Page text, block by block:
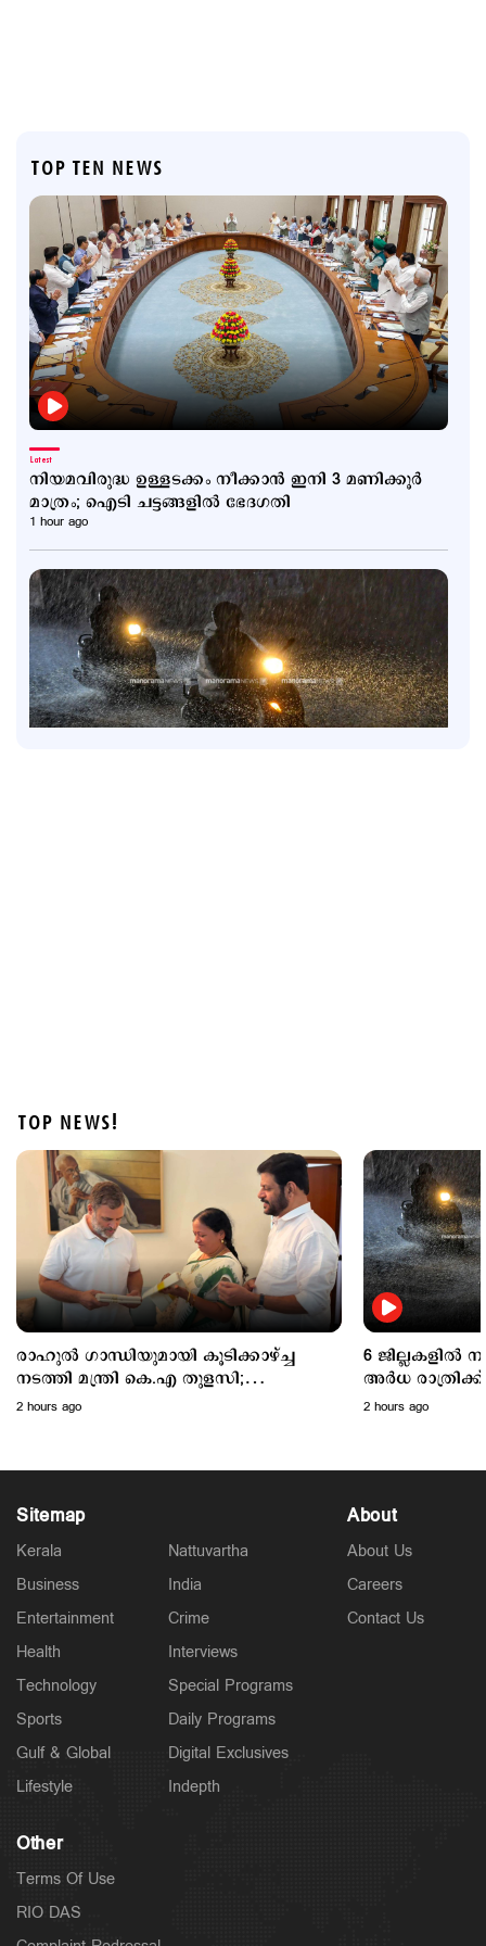
TOP TEN NEWS
Latest
നിയമവിരുദ്ധ ഉള്ളടക്കം നീക്കാൻ ഇനി 3 മണിക്കൂർ
മാത്രം; ഐടി ചട്ടങ്ങളിൽ ഭേദഗതി
1 hour ago
Politics
പ്രധാനമന്ത്രിയുടെ വിദേശയാത്രകൾക്ക് 2021 മുതൽ
ചെലവായത് 557 കോടി രൂപ; കണക്കുകൾ
രാജ്യസഭയിൽ
5 hours ago
സാമൂഹികക്ഷേമ പെൻഷൻ ഇനി ബാങ്ക്
അക്കൗണ്ടിലേക്ക്; സഹകരണ ബാങ്കുകളെ ഒഴിവാക്കി
TOP NEWS!
രാഹുൽ ഗാന്ധിയുമായി കൂടിക്കാഴ്ച്ച
നടത്തി മന്ത്രി കെ.എ തുളസി;
ഓണക്കോടിയും സമ്മാനിച്ചു..
2 hours ago
6 ജില്ലകളിൽ
അര്‍ധ
മഴയ്ക്ക്
2 hours ago
Sitemap
Kerala
Business
Entertainment
Health
Technology
Sports
Gulf & Global
Lifestyle
Nattuvartha
India
Crime
Interviews
Special Programs
Daily Programs
Digital Exclusives
Indepth
About
About Us
Careers
Contact Us
Other
Terms Of Use
RIO DAS